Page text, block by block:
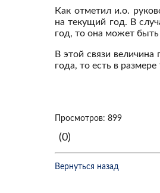
Как отметил и.о.
на текущий год. В
год, то она может быть
В этой связи
года, то есть в
Просмотров: 899
(0)
Вернуться назад